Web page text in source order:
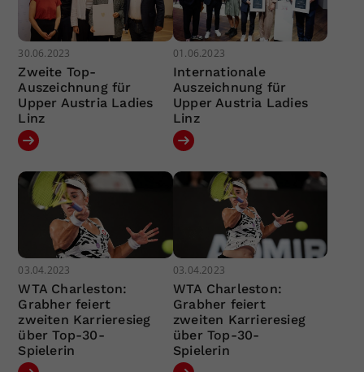
30.06.2023
Zweite Top-
Auszeichnung für
Upper Austria Ladies
Linz
01.06.2023
Internationale
Auszeichnung für
Upper Austria Ladies
Linz
03.04.2023
WTA Charleston:
Grabher feiert
zweiten Karrieresieg
über Top-30-
Spielerin
03.04.2023
WTA Charleston:
Grabher feiert
zweiten Karrieresieg
über Top-30-
Spielerin